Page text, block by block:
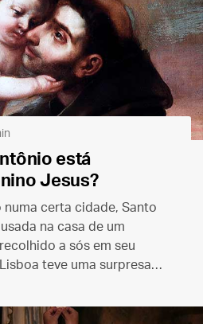
está
Jesus?
numa certa cidade, Santo
na casa de um
a sós em seu
teve uma surpresa…